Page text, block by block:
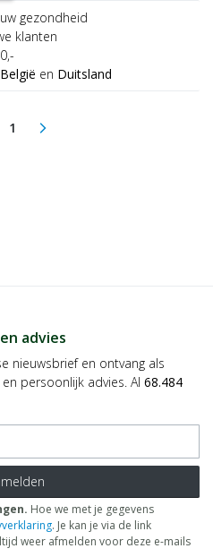
gezondheid
klanten
België en Duitsland
1(current)
arrow_forward_ios
advies
nieuwsbrief en ontvang als
persoonlijk advies. Al 68.484
Hoe we met je gegevens
. Je kan je via de link
weer afmelden voor deze e-mails